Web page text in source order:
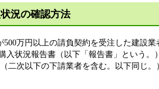
況の確認方法
500万円以上の請負契約を受注した建設
入状況報告書（以下「報告書」という。
二次以下の下請業者を含む。以下同じ